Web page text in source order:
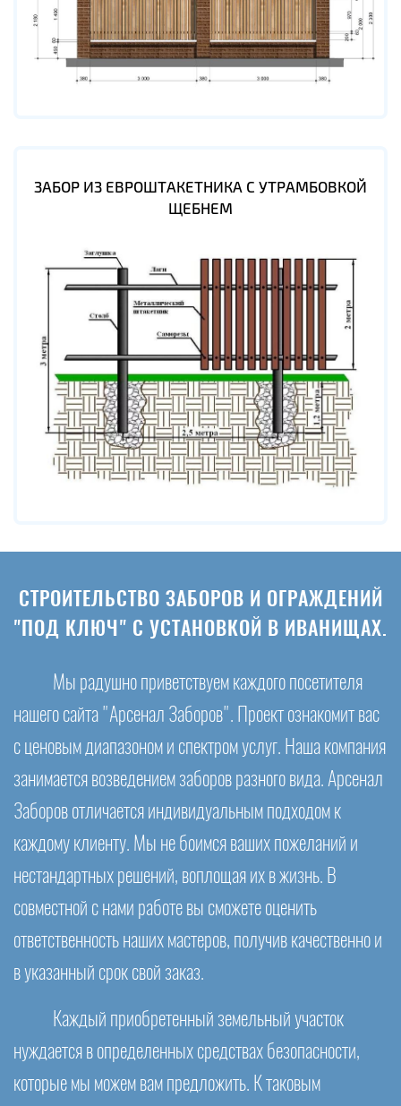
ЗАБОР ИЗ ЕВРОШТАКЕТНИКА С УТРАМБОВКОЙ
ЩЕБНЕМ
СТРОИТЕЛЬСТВО ЗАБОРОВ И ОГРАЖДЕНИЙ
"ПОД КЛЮЧ" С УСТАНОВКОЙ В ИВАНИЩАХ.
Мы радушно приветствуем каждого посетителя
нашего сайта "Арсенал Заборов". Проект ознакомит вас
с ценовым диапазоном и спектром услуг. Наша компания
занимается возведением заборов разного вида. Арсенал
Заборов отличается индивидуальным подходом к
каждому клиенту. Мы не боимся ваших пожеланий и
нестандартных решений, воплощая их в жизнь. В
совместной с нами работе вы сможете оценить
ответственность наших мастеров, получив качественно и
в указанный срок свой заказ.
Каждый приобретенный земельный участок
нуждается в определенных средствах безопасности,
которые мы можем вам предложить. К таковым